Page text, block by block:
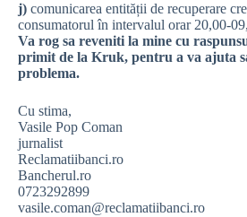
j) comunicarea entității de recuperare
consumatorul în intervalul orar 20,00-
Va rog sa reveniti la mine cu
primit de la Kruk, pentru a va ajuta
problema.
Cu stima,
Vasile Pop Coman
jurnalist
Reclamatiibanci.ro
Bancherul.ro
0723292899
vasile.coman@reclamatiibanci.ro